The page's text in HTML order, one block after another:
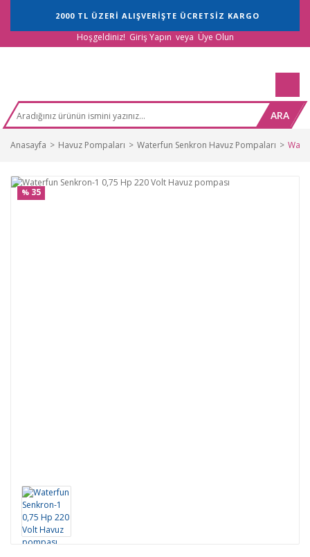
2000 TL ÜZERİ ALIŞVERİŞTE ÜCRETSİZ KARGO
Hoşgeldiniz! Giriş Yapın veya Üye Olun
ARA
Anasayfa Havuz Pompaları Waterfun Senkron Havuz Pompaları
% 35